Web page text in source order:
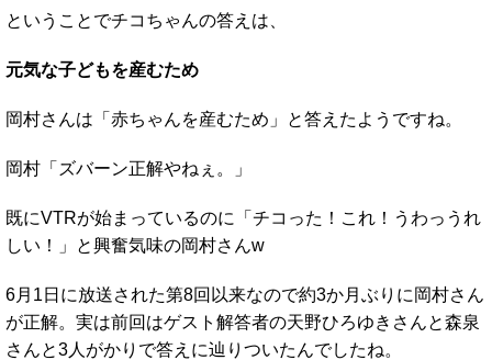
ということでチコちゃんの答えは、
元気な子どもを産むため
岡村さんは「赤ちゃんを産むため」と答えたようですね。
岡村「ズバーン正解やねぇ。」
既にVTRが始まっているのに「チコった！これ！うわっうれ
しい！」と興奮気味の岡村さんw
6月1日に放送された第8回以来なので約3か月ぶりに岡村さん
が正解。実は前回はゲスト解答者の天野ひろゆきさんと森泉
さんと3人がかりで答えに辿りついたんでしたね。